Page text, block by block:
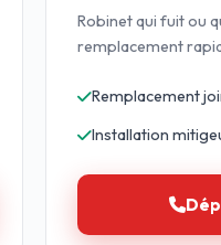
Robinet qui fuit ou
remplacement
Remplacement
Installation